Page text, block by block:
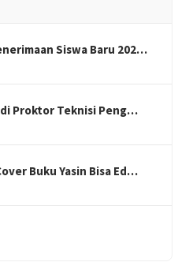
Siswa Baru 202…
Proktor Teknisi Peng…
Buku Yasin Bisa Ed…